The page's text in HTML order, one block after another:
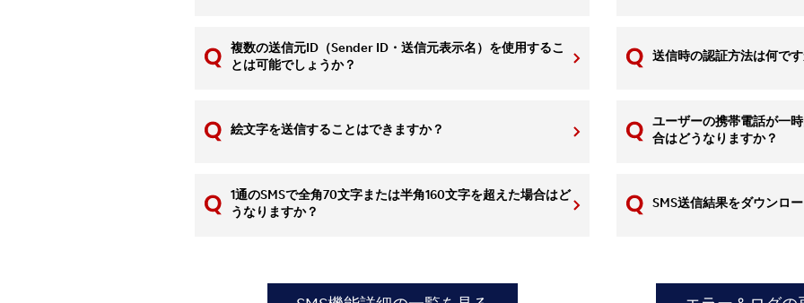
複数の送信元ID（Sender ID・送信元表示名）を使用するこ
とは可能でしょうか？
絵文字を送信することはできますか？
1通のSMSで全角70文字または半角160文字を超えた場合はど
うなりますか？
送信時の認証方法は何で
ユーザーの携帯電話が一
合はどうなりますか？
SMS送信結果をダウンロ